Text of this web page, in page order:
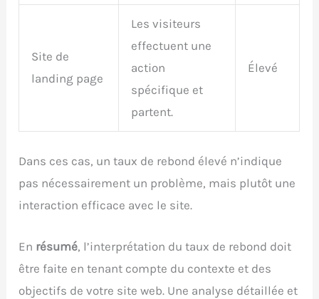
Site de
landing page
Les visiteurs
effectuent une
action
spécifique et
partent.
Élevé
Dans ces cas, un taux de rebond élevé n’indique
pas nécessairement un problème, mais plutôt une
interaction efficace avec le site.
En résumé, l’interprétation du taux de rebond doit
être faite en tenant compte du contexte et des
objectifs de votre site web. Une analyse détaillée et